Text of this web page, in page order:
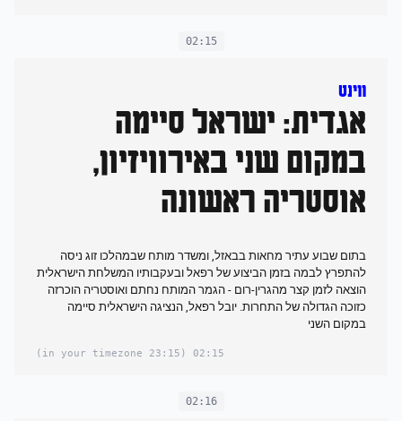
02:15
ווינט
אגדית: ישראל סיימה
במקום שני באירוויזיון,
אוסטריה ראשונה
בתום שבוע עתיר מחאות בבאזל, ומשדר מותח שבמהלכו זוג ניסה
להתפרץ לבמה בזמן הביצוע של רפאל ובעקבותיו המשלחת הישראלית
הוצאה לזמן קצר מהגרין-רום - הגמר המותח נחתם ואוסטריה הוכרזה
כזוכה הגדולה של התחרות. יובל רפאל, הנציגה הישראלית סיימה
במקום השני
02:15
(23:15 in your timezone)
02:16